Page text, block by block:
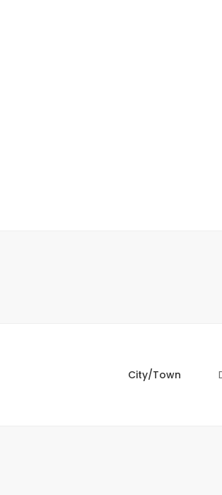
City/Town